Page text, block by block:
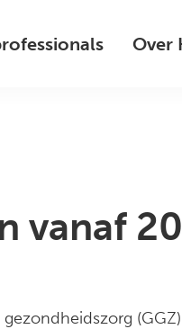
Over
vanaf